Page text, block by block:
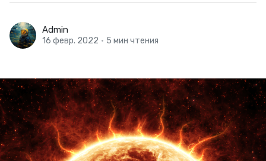
Admin
16 февр. 2022 • 5 мин чтения